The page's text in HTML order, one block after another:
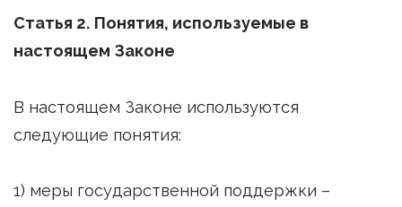
Статья 2. Понятия, используемые в
настоящем Законе
В настоящем Законе используются
следующие понятия:
1) меры государственной поддержки –